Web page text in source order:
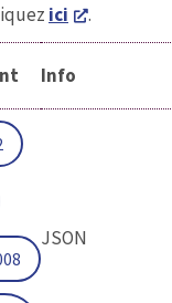
ici .
Info
JSON